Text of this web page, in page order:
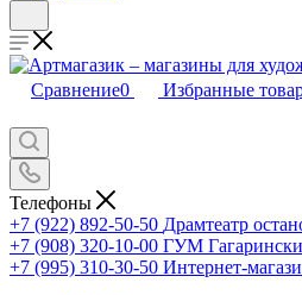
Сравнение0 Избранные
Телефоны
+7 (922) 892-50-50 Драмтеатр
+7 (908) 320-10-00 ГУМ
+7 (995) 310-30-50 Интернет-